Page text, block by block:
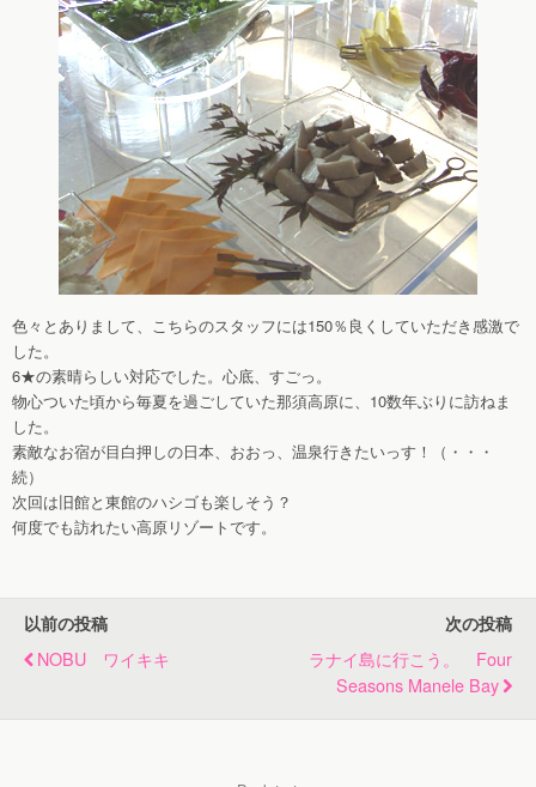
色々とありまして、こちらのスタッフには150％良くしていただき感激で
した。
6★の素晴らしい対応でした。心底、すごっ。
物心ついた頃から毎夏を過ごしていた那須高原に、10数年ぶりに訪ねま
した。
素敵なお宿が目白押しの日本、おおっ、温泉行きたいっす！（・・・
続）
次回は旧館と東館のハシゴも楽しそう？
何度でも訪れたい高原リゾートです。
以前の投稿
NOBU ワイキキ
次の投稿
ラナイ島に行こう。 Four
Seasons Manele Bay